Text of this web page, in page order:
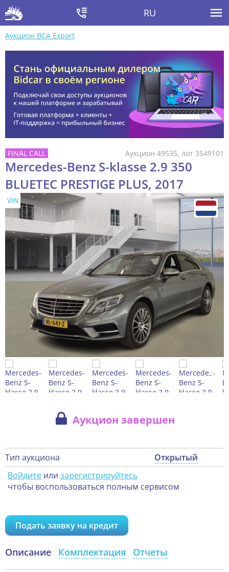
RU
Аукцион BCA Export
Аукцион 49535, лот 3549101
Mercedes-Benz S-klasse 2.9 350
BLUETEC PRESTIGE PLUS, 2017
VIN
Аукцион завершен
Тип аукциона
Открытый
Войдите или зарегистрируйтесь
чтобы воспользоваться полным сервисом
Подать заявку на кредит
Описание Комплектация Отчеты